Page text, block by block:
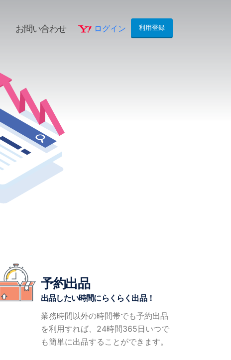
お問い合わせ ログイン 利用登録
予約出品
出品したい時間にらくらく出品！
業務時間以外の時間帯でも予約出品
を利用すれば、24時間365日いつで
も簡単に出品することができます。